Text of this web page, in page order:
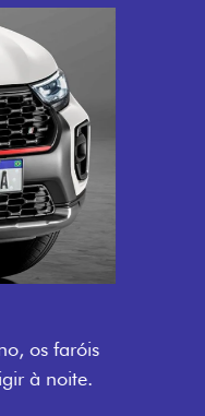
E 4
na Fiat Strada,